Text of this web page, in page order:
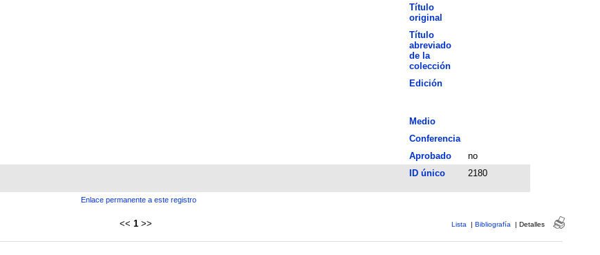
Título
original
Título
abreviado
de la
colección
Edición
Medio
Conferencia
Aprobado
no
ID único 2180
Enlace permanente a este registro
<< 1 >> Lista | Bibliografía | Detalles